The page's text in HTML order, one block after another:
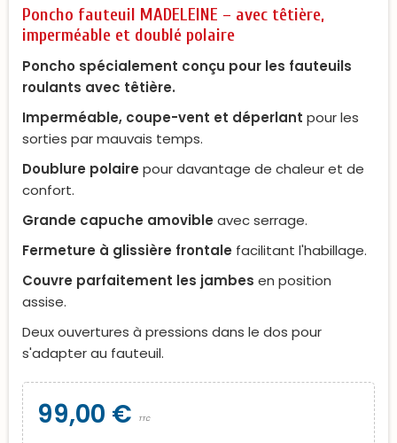
Poncho fauteuil MADELEINE – avec têtière,
imperméable et doublé polaire
Poncho spécialement conçu pour les fauteuils
roulants avec têtière.
Imperméable, coupe-vent et déperlant pour les
sorties par mauvais temps.
Doublure polaire pour davantage de chaleur et de
confort.
Grande capuche amovible avec serrage.
Fermeture à glissière frontale facilitant l'habillage.
Couvre parfaitement les jambes en position
assise.
Deux ouvertures à pressions dans le dos pour
s'adapter au fauteuil.
99,00 € TTC